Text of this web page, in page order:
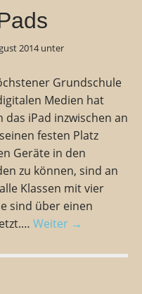
2014unter
Grundschule
Medien hat
iPad inzwischen an
festen Platz
Geräte in den
zu können, sind an
Klassen mit vier
sind über einen
Weiter →